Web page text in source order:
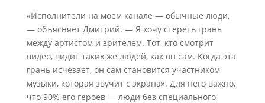
«Исполнители на моем канале — обычные люди,
— объясняет Дмитрий. — Я хочу стереть грань
между артистом и зрителем. Тот, кто смотрит
видео, видит таких же людей, как он сам. Когда эта
грань исчезает, он сам становится участником
музыки, которая звучит с экрана». Для него важно,
что 90% его героев — люди без специального